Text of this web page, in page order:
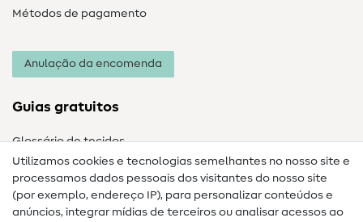
Métodos de pagamento
Anulação da encomenda
Guias gratuitos
Glossário de tecidos
Guias de costura
Utilizamos cookies e tecnologias semelhantes no nosso site e
processamos dados pessoais dos visitantes do nosso site
(por exemplo, endereço IP), para personalizar conteúdos e
anúncios, integrar mídias de terceiros ou analisar acessos ao